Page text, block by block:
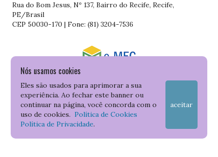
Nós usamos cookies
Eles são usados para aprimorar a sua
experiência. Ao fechar este banner ou
continuar na página, você concorda com o
uso de cookies.Política de Cookies
Política de Privacidade.
aceitar
Rua do Bom Jesus, Nº 137, Bairro do Recife, Recife,
PE/Brasil
CEP 50030-170 | Fone: (81) 3204-7536
Consulte o cadastro da Instituição no Sistema do e-MEC